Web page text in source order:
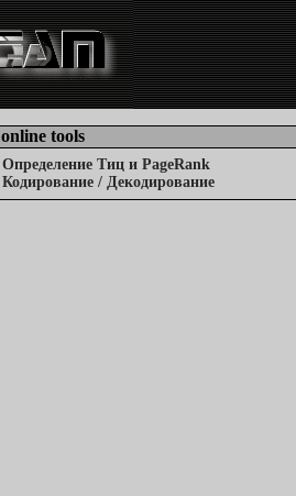
online tools
Определение Тиц и PageRank
Кодирование / Декодирование